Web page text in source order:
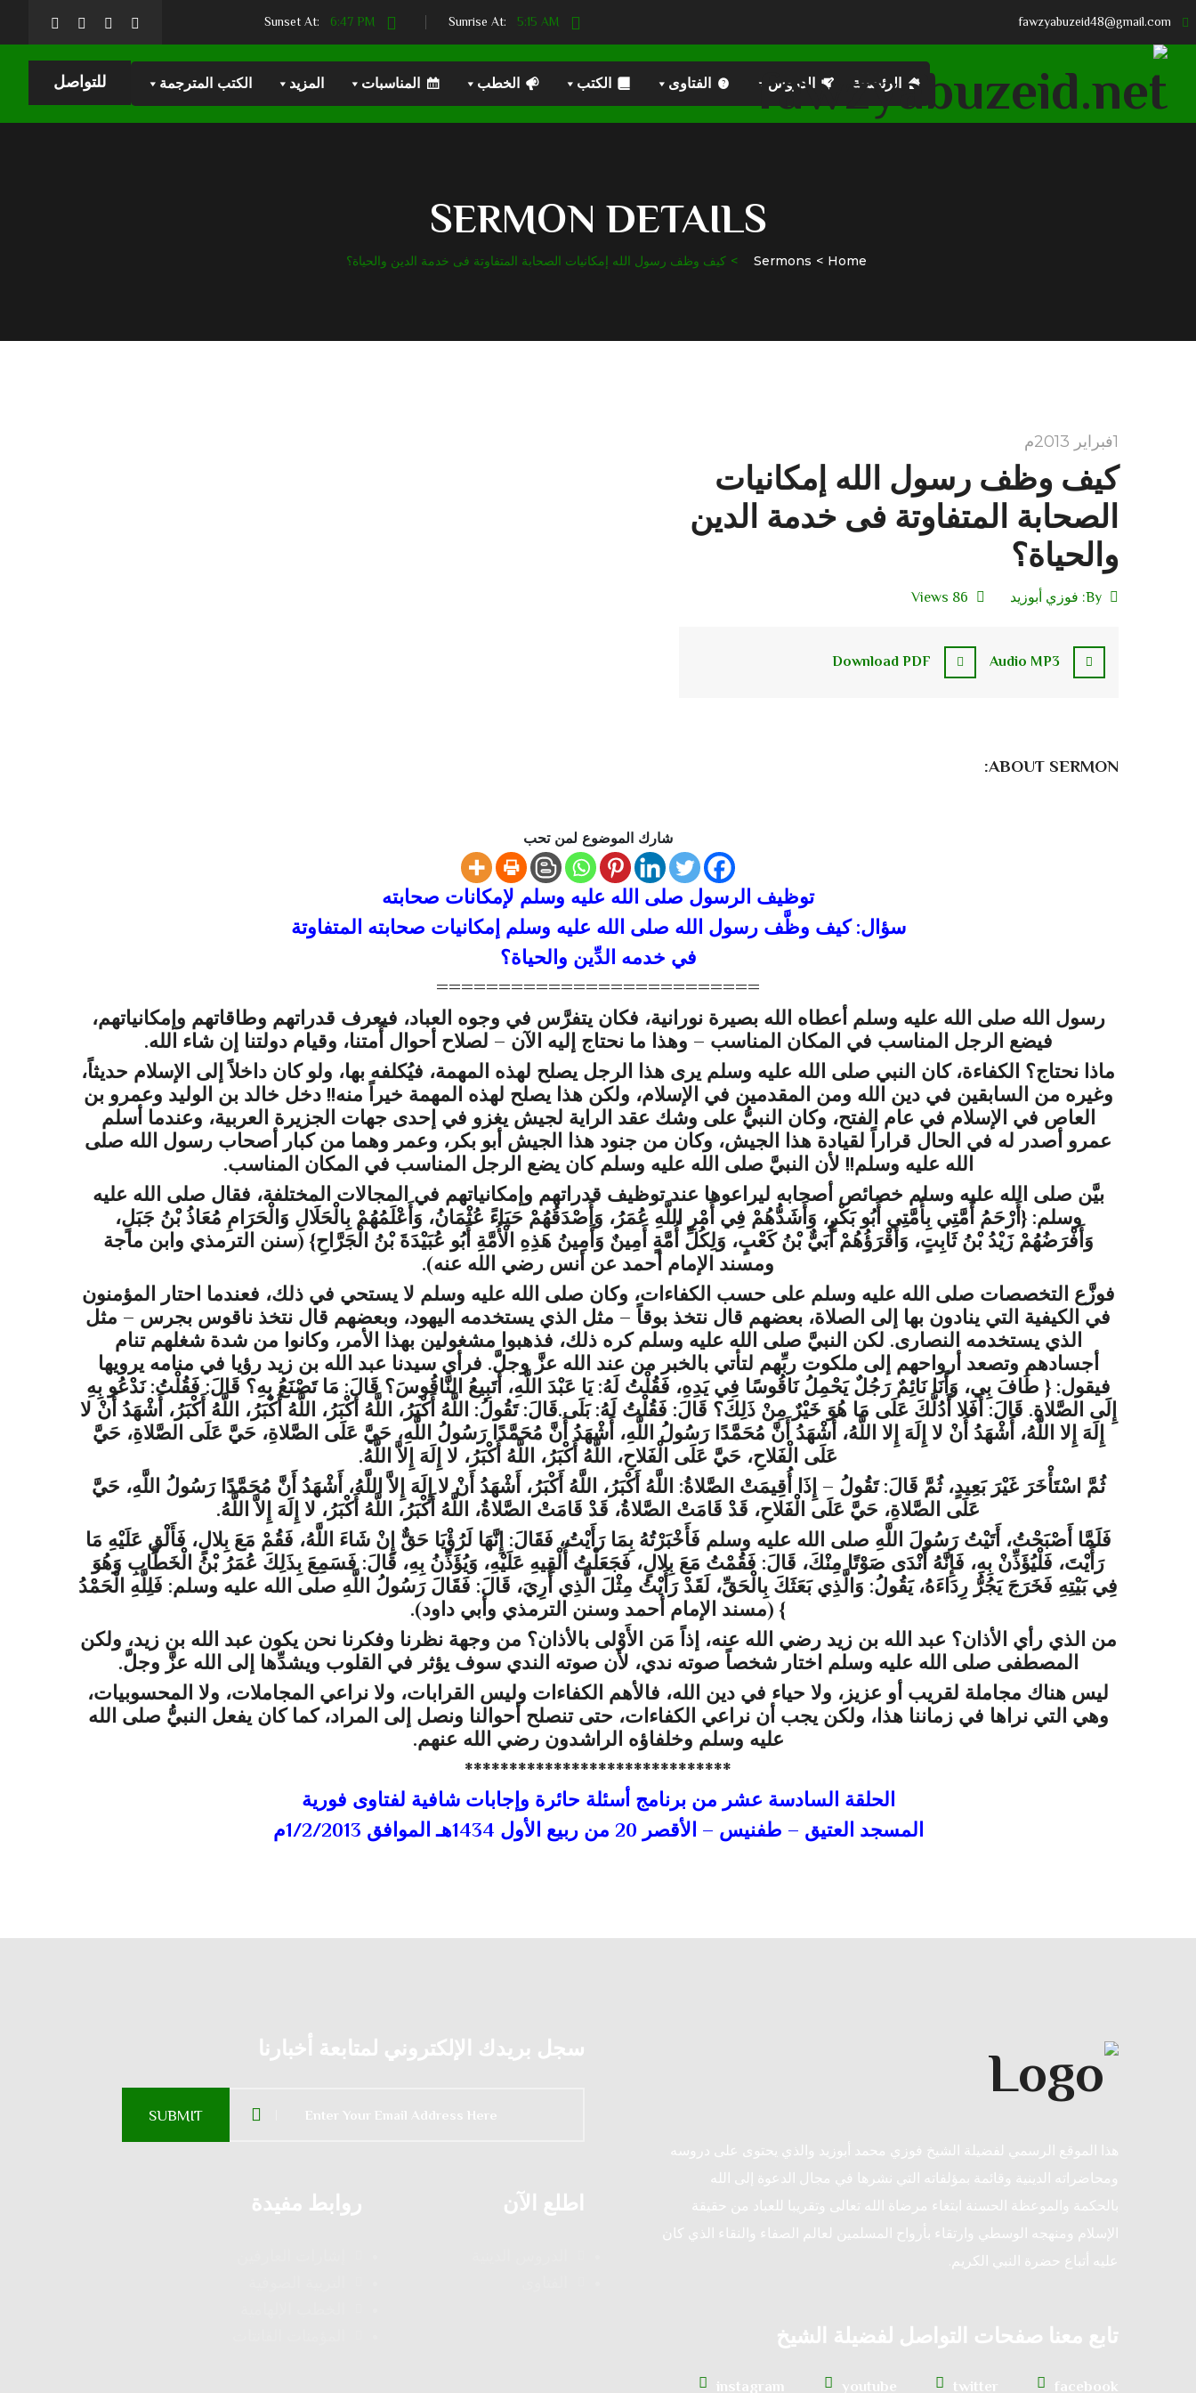
fawzyabuzeid48@gmail.com
5:15 AM
6:47 PM
الرئيسية الدروس الفتاوى الكتب الخطب المناسبات المزيد الكتب المترجمة للتواصل
SERMON DETAILS
Home
Sermons كيف وظف رسول الله إمكانيات الصحابة المتفاوتة فى خدمة الدين والحياة؟
1فبراير 2013م
كيف وظف رسول الله إمكانيات
الصحابة المتفاوتة فى خدمة الدين
والحياة؟
By: فوزي أبوزيد 86 Views
Audio MP3
Download PDF
ABOUT SERMON:
شارك الموضوع لمن تحب
توظيف الرسول صلى الله عليه وسلم لإمكانات صحابته
سؤال: كيف وظَّف رسول الله صلى الله عليه وسلم إمكانيات صحابته المتفاوتة
في خدمه الدِّين والحياة؟
==========================
رسول الله صلى الله عليه وسلم أعطاه الله بصيرة نورانية، فكان يتفرَّس في وجوه العباد، فيعرف قدراتهم وطاقاتهم وإمكانياتهم،
فيضع الرجل المناسب في المكان المناسب – وهذا ما نحتاج إليه الآن – لصلاح أحوال أُمتنا، وقيام دولتنا إن شاء الله.
ماذا نحتاج؟ الكفاءة، كان النبي صلى الله عليه وسلم يرى هذا الرجل يصلح لهذه المهمة، فيُكلفه بها، ولو كان داخلاً إلى الإسلام حديثاً،
وغيره من السابقين في دين الله ومن المقدمين في الإسلام، ولكن هذا يصلح لهذه المهمة خيراً منه!! دخل خالد بن الوليد وعمرو بن
العاص في الإسلام في عام الفتح، وكان النبيُّ على وشك عقد الراية لجيش يغزو في إحدى جهات الجزيرة العربية، وعندما أسلم
عمرو أصدر له في الحال قراراً لقيادة هذا الجيش، وكان من جنود هذا الجيش أبو بكر، وعمر وهما من كبار أصحاب رسول الله صلى
الله عليه وسلم!! لأن النبيَّ صلى الله عليه وسلم كان يضع الرجل المناسب في المكان المناسب.
بيَّن صلى الله عليه وسلم خصائص أصحابه ليراعوها عند توظيف قدراتهم وإمكانياتهم في المجالات المختلفة، فقال صلى الله عليه
وسلم:
{ أَرْحَمُ أُمَّتِي بِأُمَّتِي أَبُو بَكْرٍ، وَأَشَدُّهُمْ فِي أَمْرِ اللَّهِ عُمَرُ، وَأَصْدَقُهُمْ حَيَاءً عُثْمَانُ، وَأَعْلَمُهُمْ بِالْحَلَالِ وَالْحَرَامِ مُعَاذُ بْنُ جَبَلٍ،
وَأَفْرَضُهُمْ زَيْدُ بْنُ ثَابِتٍ، وَأَقْرَؤُهُمْ أُبَيٌّ بْنُ كَعْبٍ، وَلِكُلِّ أُمَّةٍ أَمِينٌ وَأَمِينُ هَذِهِ الْأُمَّةِ أَبُو عُبَيْدَةَ بْنُ الْجَرَّاحِ}
(سنن الترمذي وابن ماجة
ومسند الإمام أحمد عن أنس رضي الله عنه).
فوزَّع التخصصات صلى الله عليه وسلم على حسب الكفاءات، وكان صلى الله عليه وسلم لا يستحي في ذلك، فعندما احتار المؤمنون
في الكيفية التي ينادون بها إلى الصلاة، بعضهم قال نتخذ بوقاً – مثل الذي يستخدمه اليهود، وبعضهم قال نتخذ ناقوس بجرس – مثل
الذي يستخدمه النصارى. لكن النبيَّ صلى الله عليه وسلم كره ذلك، فذهبوا مشغولين بهذا الأمر، وكانوا من شدة شغلهم تنام
أجسادهم وتصعد أرواحهم إلى ملكوت ربِّهم لتأتي بالخبر من عند الله عزَّ وجلَّ. فرأي سيدنا عبد الله بن زيد رؤيا في منامه يرويها
فيقول:{ طَافَ بِي، وَأَنَا نَائِمٌ رَجُلٌ يَحْمِلُ نَاقُوسًا فِي يَدِهِ، فَقُلْتُ لَهُ: يَا عَبْدَ اللَّهِ، أَتَبِيعُ النَّاقُوسَ؟ قَالَ: مَا تَصْنَعُ بِهِ؟ قَالَ: فَقُلْتُ: نَدْعُو بِهِ
إِلَى الصَّلاةِ. قَالَ: أَفَلا أَدُلُّكَ عَلَى مَا هُوَ خَيْرٌ مِنْ ذَلِكَ؟ قَالَ: فَقُلْتُ لَهُ: بَلَى.قَالَ: تَقُولُ: اللَّهُ أَكْبَرُ، اللَّهُ أَكْبَرُ، اللَّهُ أَكْبَرُ، اللَّهُ أَكْبَرُ، أَشْهَدُ أَنْ لا
إِلَهَ إِلا اللَّهُ، أَشْهَدُ أَنْ لا إِلَهَ إِلا اللَّهُ، أَشْهَدُ أَنَّ مُحَمَّدًا رَسُولُ اللَّهِ، أَشْهَدُ أَنَّ مُحَمَّدًا رَسُولُ اللَّهِ، حَيَّ عَلَى الصَّلاةِ، حَيَّ عَلَى الصَّلاةِ، حَيَّ
عَلَى الْفَلاحِ، حَيَّ عَلَى الْفَلاحِ، اللَّهُ أَكْبَرُ، اللَّهُ أَكْبَرُ، لا إِلَهَ إِلاَّ اللَّهُ.
ثُمَّ اسْتَأْخَرَ غَيْرَ بَعِيدٍ، ثُمَّ قَالَ: تَقُولُ – إِذَا أُقِيمَتْ الصَّلاةُ: اللَّهُ أَكْبَرُ، اللَّهُ أَكْبَرُ، أَشْهَدُ أَنْ لا إِلَهَ إِلاَّ اللَّهُ، أَشْهَدُ أَنَّ مُحَمَّدًا رَسُولُ اللَّهِ، حَيَّ
عَلَى الصَّلاةِ، حَيَّ عَلَى الْفَلاحِ، قَدْ قَامَتْ الصَّلاةُ، قَدْ قَامَتْ الصَّلاةُ، اللَّهُ أَكْبَرُ، اللَّهُ أَكْبَرُ، لا إِلَهَ إِلاَّ اللَّهُ.
فَلَمَّا أَصْبَحْتُ، أَتَيْتُ رَسُولَ اللَّهِ صلى الله عليه وسلم فَأَخْبَرْتُهُ بِمَا رَأَيْتُ، فَقَالَ: إِنَّهَا لَرُؤْيَا حَقٌّ إِنْ شَاءَ اللَّهُ، فَقُمْ مَعَ بِلالٍ، فَأَلْقِ عَلَيْهِ مَا
رَأَيْتَ، فَلْيُؤَذِّنْ بِهِ، فَإِنَّهُ أَنْدَى صَوْتًا مِنْكَ، قَالَ: فَقُمْتُ مَعَ بِلالٍ، فَجَعَلْتُ أُلْقِيهِ عَلَيْهِ، وَيُؤَذِّنُ بِهِ، قَالَ: فَسَمِعَ بِذَلِكَ عُمَرُ بْنُ الْخَطَّابِ وَهُوَ
فِي بَيْتِهِ فَخَرَجَ يَجُرُّ رِدَاءَهُ، يَقُولُ: وَالَّذِي بَعَثَكَ بِالْحَقِّ، لَقَدْ رَأَيْتُ مِثْلَ الَّذِي أُرِيَ، قَالَ: فَقَالَ رَسُولُ اللَّهِ صلى الله عليه وسلم: فَلِلَّهِ الْحَمْدُ
} (مسند الإمام أحمد وسنن الترمذي وأبي داود).
من الذي رأي الأذان؟ عبد الله بن زيدرضي الله عنه، إذاً مَن الأَوْلى بالأذان؟ من وجهة نظرنا وفكرنا نحن يكون عبد الله بن زيد، ولكن
المصطفى صلى الله عليه وسلم اختار شخصاً صوته ندي، لأن صوته الندي سوف يؤثر في القلوب ويشدِّها إلى الله عزَّ وجلَّ.
ليس هناك مجاملة لقريب أو عزيز، ولا حياء في دين الله، فالأهم الكفاءات وليس القرابات، ولا نراعي المجاملات، ولا المحسوبيات،
وهي التي نراها في زماننا هذا، ولكن يجب أن نراعي الكفاءات، حتى تنصلح أحوالنا ونصل إلى المراد، كما كان يفعل النبيُّ صلى الله
عليه وسلم وخلفاؤه الراشدونرضي الله عنهم.
******************************
الحلقة السادسة عشر من برنامج أسئلة حائرة وإجابات شافية لفتاوى فورية
المسجد العتيق – طفنيس – الأقصر 20 من ربيع الأول 1434هـ الموافق 1/2/2013م
هذا الموقع الرسمي لفضيلة الشيخ فوزي محمد أبوزيد والذي يحتوى على دروسه
ومحاضراته الدينية وقائمة بمؤلفاته التي نشرها في مجال الدعوة إلى الله
بالحكمة والموعظة الحسنة ابتغاء مرضاة الله تعالى وتقريبا للعباد من حقيقة
الإسلام ومنهجه الوسطي وارتقاء بأرواح المسلمين لعالم الصفاء والنقاء الذي كان
عليه أتباع حضرة النبي الكريم.
تابع معنا صفحات التواصل لفضيلة الشيخ
facebook
twitter
youtube
instagram
سجل بريدك الإلكتروني لمتابعة أخبارنا
اطلع الآن روابط مفيدة